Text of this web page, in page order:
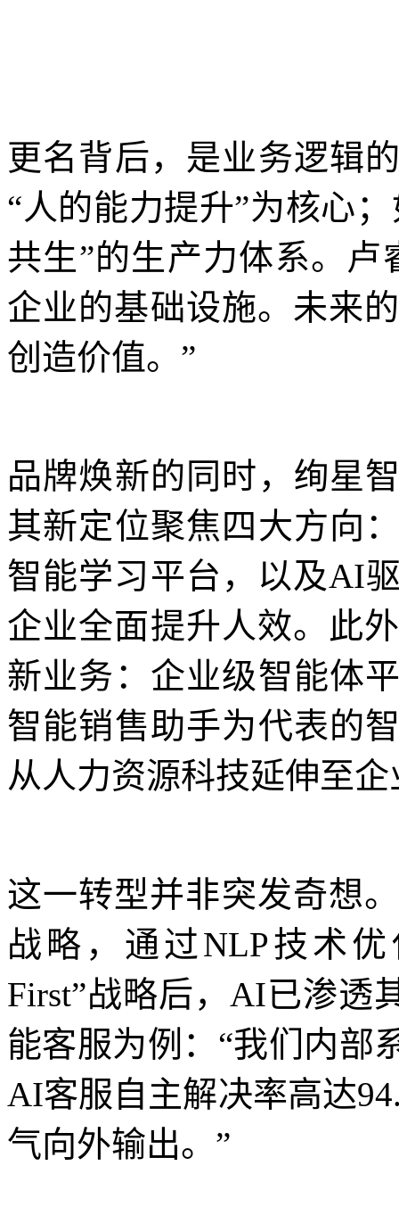
更名背后，是业务逻辑
“人的能力提升”为核心
共生”的生产力体系。
企业的基础设施。未来
创造价值。”
品牌焕新的同时，绚星
其新定位聚焦四大方向
智能学习平台，以及AI
企业全面提升人效。此
新业务：企业级智能体
智能销售助手为代表的
从人力资源科技延伸至
这一转型并非突发奇想
战略，通过NLP技术
First”战略后，AI已渗透
能客服为例：“我们内部
AI客服自主解决率高达
气向外输出。”